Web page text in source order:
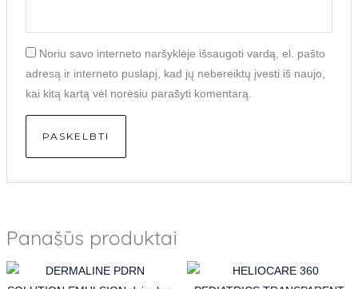
Noriu savo interneto naršyklėje išsaugoti vardą, el. pašto
adresą ir interneto puslapį, kad jų nebereiktų įvesti iš naujo,
kai kitą kartą vėl norėsiu parašyti komentarą.
Panašūs produktai